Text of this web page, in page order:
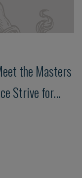
the Masters
Strive for